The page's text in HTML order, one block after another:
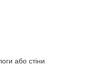
або стіни